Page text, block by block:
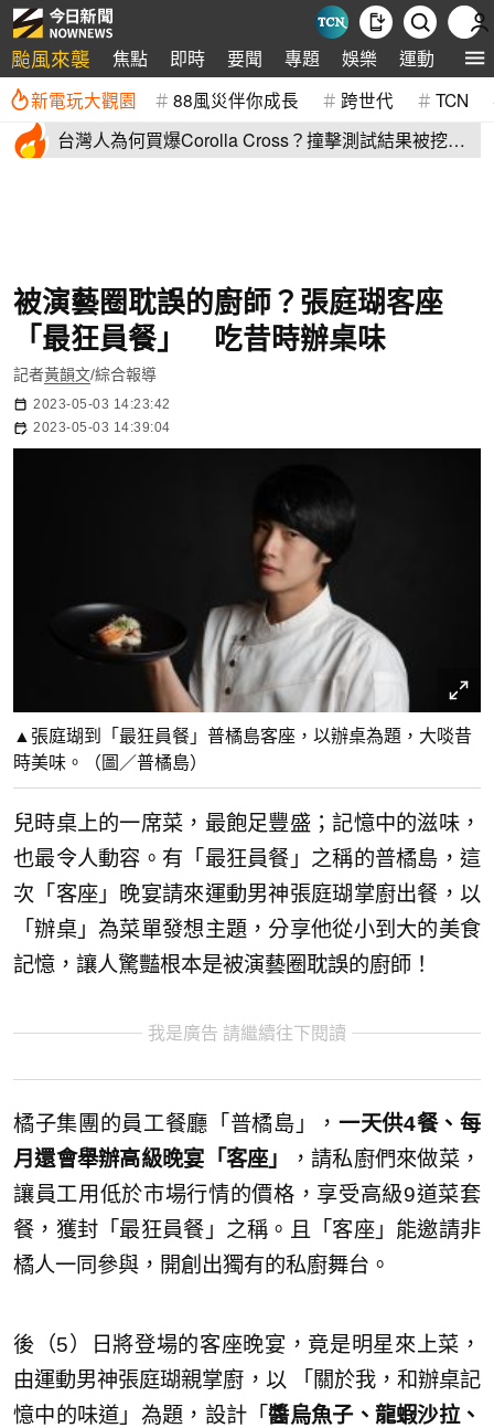
颱風來襲 焦點 即時 要聞 專題 娛樂 運動 全球
新電玩大觀園 88風災伴你成長 跨世代 TCN
台灣人為何買爆Corolla Cross？撞擊測試結果被挖
被演藝圈耽誤的廚師？張庭瑚客座
「最狂員餐」 吃昔時辦桌味
記者黃韻文/綜合報導
2023-05-03 14:23:42
2023-05-03 14:39:04
▲張庭瑚到「最狂員餐」普橘島客座，以辦桌為題，大啖昔
時美味。（圖／普橘島）
兒時桌上的一席菜，最飽足豐盛；記憶中的滋味，
也最令人動容。有「最狂員餐」之稱的普橘島，這
次「客座」晚宴請來運動男神張庭瑚掌廚出餐，以
「辦桌」為菜單發想主題，分享他從小到大的美食
記憶，讓人驚豔根本是被演藝圈耽誤的廚師！
我是廣告 請繼續往下閱讀
橘子集團的員工餐廳「普橘島」， 一天供4餐、每
月還會舉辦高級晚宴「客座」
，請私廚們來做菜，
讓員工用低於市場行情的價格，享受高級9道菜套
餐，獲封「最狂員餐」之稱。且「客座」能邀請非
橘人一同參與，開創出獨有的私廚舞台。
後（5）日將登場的客座晚宴，竟是明星來上菜，
由運動男神張庭瑚親掌廚，以 「關於我，和辦桌記
憶中的味道」為題，設計「醬烏魚子、龍蝦沙拉、